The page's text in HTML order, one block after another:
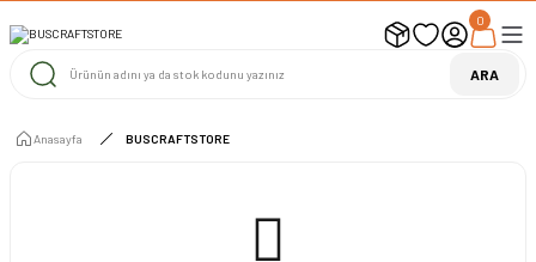
UYARI ! KARGOLAR 13 TEMMUZ 2026 YAPILACAK
1000 TL ve Üzeri Ücretsiz Kargo 1000 TL ve Üzeri Ücretsiz Kargo ARA
0
Anasayfa BUSCRAFTSTORE